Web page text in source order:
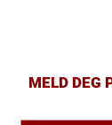
MELD DEG